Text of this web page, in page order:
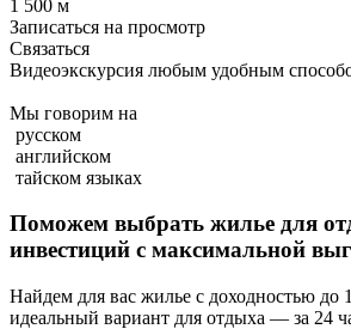
1 500 м
Записаться на просмотр
Связаться
Видеоэкскурсия любым удобным
Мы говорим на
русском
английском
тайском языках
Поможем выбрать жилье для
инвестиций с максимальной
Найдем для вас жилье с доходностью до
идеальный вариант для отдыха — за 24